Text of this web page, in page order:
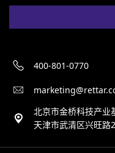
400-801-0770
北京市金桥科技产业
天津市武清区兴旺路